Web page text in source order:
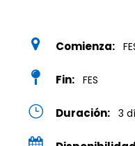
Comienza:
Fin: FES
Duración: 3